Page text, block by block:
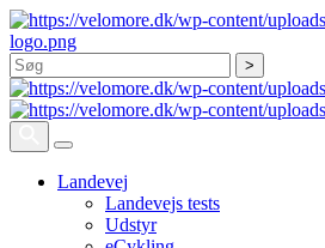
Søg
Landevej
Landevejs tests
Udstyr